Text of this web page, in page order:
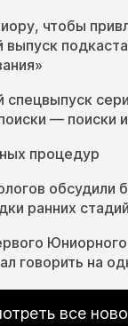
чтобы
спецвыпуск
— поиски
процедур
обсудили
ранних стадий
говорить на
все